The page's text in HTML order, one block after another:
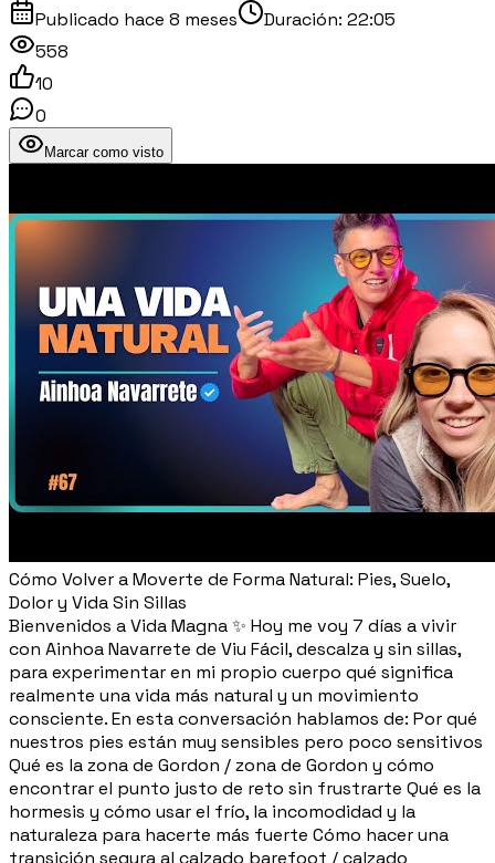
Publicado hace 8 meses Duración: 22:05
558
10
0
Marcar como visto
Cómo Volver a Moverte de Forma Natural: Pies, Suelo,
Dolor y Vida Sin Sillas
Bienvenidos a Vida Magna ✨ Hoy me voy 7 días a vivir
con Ainhoa Navarrete de Viu Fácil, descalza y sin sillas,
para experimentar en mi propio cuerpo qué significa
realmente una vida más natural y un movimiento
consciente. En esta conversación hablamos de: Por qué
nuestros pies están muy sensibles pero poco sensitivos
Qué es la zona de Gordon / zona de Gordon y cómo
encontrar el punto justo de reto sin frustrarte Qué es la
hormesis y cómo usar el frío, la incomodidad y la
naturaleza para hacerte más fuerte Cómo hacer una
transición segura al calzado barefoot / calzado